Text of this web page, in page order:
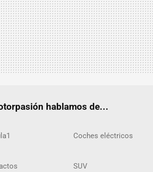
hablamos de...
Coches eléctricos
SUV